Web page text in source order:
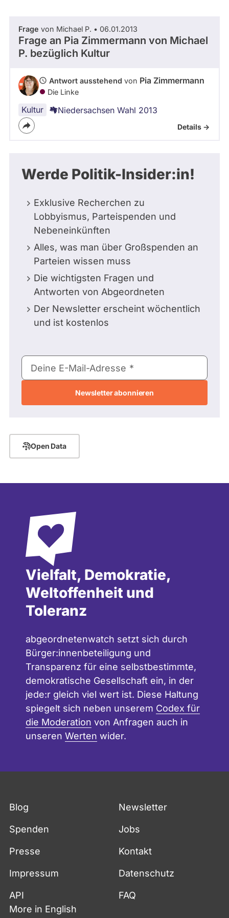
befragt
werden.
Thema
- Alle -
Frage von Michael P. • 06.01.2013
Frage an Pia Zimmermann von Michael
P. bezüglich Kultur
Antwort ausstehend von Pia Zimmermann
Die Linke
Kultur Niedersachsen Wahl 2013
Details ->
Werde Politik-Insider:in!
Exklusive Recherchen zu
Lobbyismus, Parteispenden und
Nebeneinkünften
Alles, was man über Großspenden an
Parteien wissen muss
Die wichtigsten Fragen und
Antworten von Abgeordneten
Der Newsletter erscheint wöchentlich
und ist kostenlos
E-
Mail-
Deine E-Mail-Adresse
Open Data
Vielfalt, Demokratie,
Weltoffenheit und
Toleranz
abgeordnetenwatch setzt sich durch
Bürger:innenbeteiligung und
Transparenz für eine selbstbestimmte,
demokratische Gesellschaft ein, in der
jede:r gleich viel wert ist. Diese Haltung
spiegelt sich neben unserem Codex für
die Moderation von Anfragen auch in
unseren Werten wider.
Blog Newsletter
Spenden Jobs
Presse Kontakt
Impressum Datenschutz
API
FAQ
More in English